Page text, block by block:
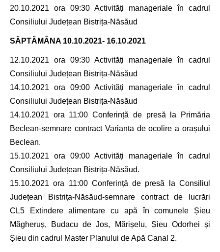
20.10.2021 ora 09:30 Activități manageriale în cadrul
Consiliului Județean Bistrița-Năsăud
SĂPTĂMÂNA 10.10.2021- 16.10.2021
12.10.2021 ora 09:30 Activități manageriale în cadrul
Consiliului Județean Bistrița-Năsăud
14.10.2021 ora 09:00 Activități manageriale în cadrul
Consiliului Județean Bistrița-Năsăud
14.10.2021 ora 11:00 Conferință de presă la Primăria
Beclean-semnare contract Varianta de ocolire a orașului
Beclean.
15.10.2021 ora 09:00 Activități manageriale în cadrul
Consiliului Județean Bistrița-Năsăud.
15.10.2021 ora 11:00 Conferință de presă la Consiliul
Județean Bistrița-Năsăud-semnare contract de lucrări
CL5 Extindere alimentare cu apă în comunele Șieu
Măgheruș, Budacu de Jos, Mărișelu, Șieu Odorhei și
Șieu din cadrul Master Planului de Apă Canal 2.